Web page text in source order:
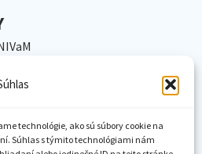
technológie, ako sú súbory cookie na
Súhlas s týmito technológiami nám